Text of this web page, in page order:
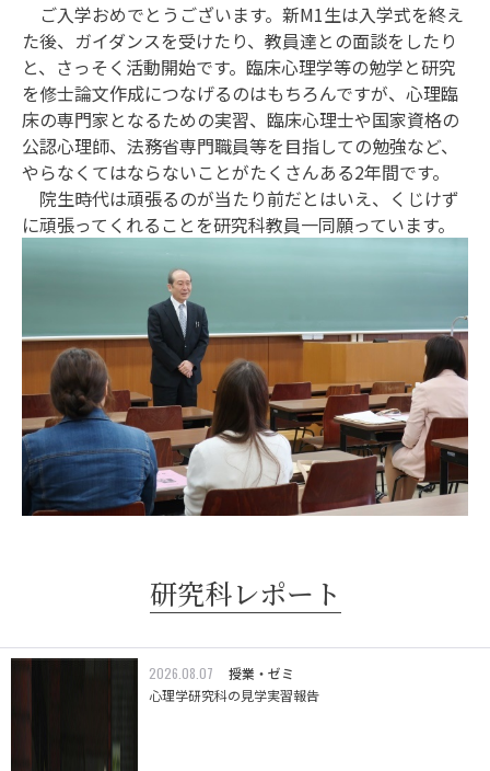
ご入学おめでとうございます。新M1生は入学式を終え
た後、ガイダンスを受けたり、教員達との面談をしたり
と、さっそく活動開始です。臨床心理学等の勉学と研究
を修士論文作成につなげるのはもちろんですが、心理臨
床の専門家となるための実習、臨床心理士や国家資格の
公認心理師、法務省専門職員等を目指しての勉強など、
やらなくてはならないことがたくさんある2年間です。
院生時代は頑張るのが当たり前だとはいえ、くじけず
に頑張ってくれることを研究科教員一同願っています。
研究科レポート
2026.08.07
授業・ゼミ
心理学研究科の見学実習報告